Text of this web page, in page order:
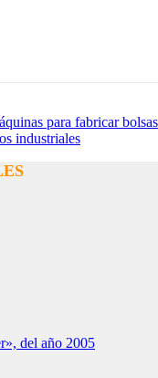
para fabricar
industriales
del año 2005